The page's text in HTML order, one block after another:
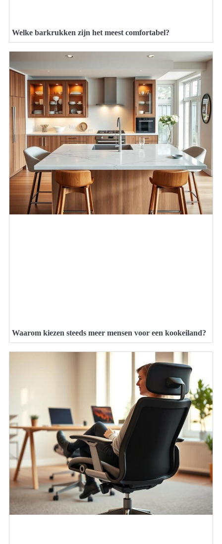
Welke barkrukken zijn het meest comfortabel?
Waarom kiezen steeds meer mensen voor een kookeiland?